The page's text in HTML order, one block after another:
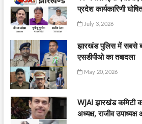
प्रदेश कार्यकारिणी
July 3, 2026
झारखंड पुलिस में सबसे
एसडीपीओ का तबादला
May 20, 2026
WJAI झारखंड कमिटी
अध्यक्ष, राजीव